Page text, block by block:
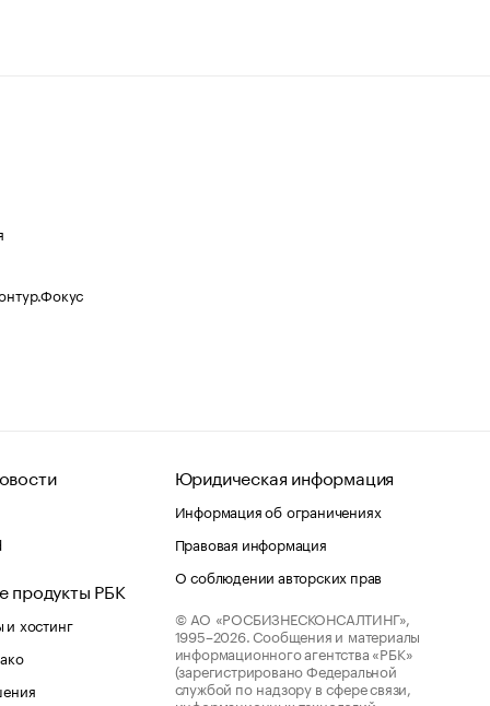
продукты РБК
хостинг
Юридическая информация
Информация об ограничениях
Правовая информация
О соблюдении авторских прав
© АО «РОСБИЗНЕСКОНСАЛТИНГ»,
1995–2026. Сообщения и материалы
информационного агентства «РБК»
(зарегистрировано Федеральной
службой по надзору в сфере связи,